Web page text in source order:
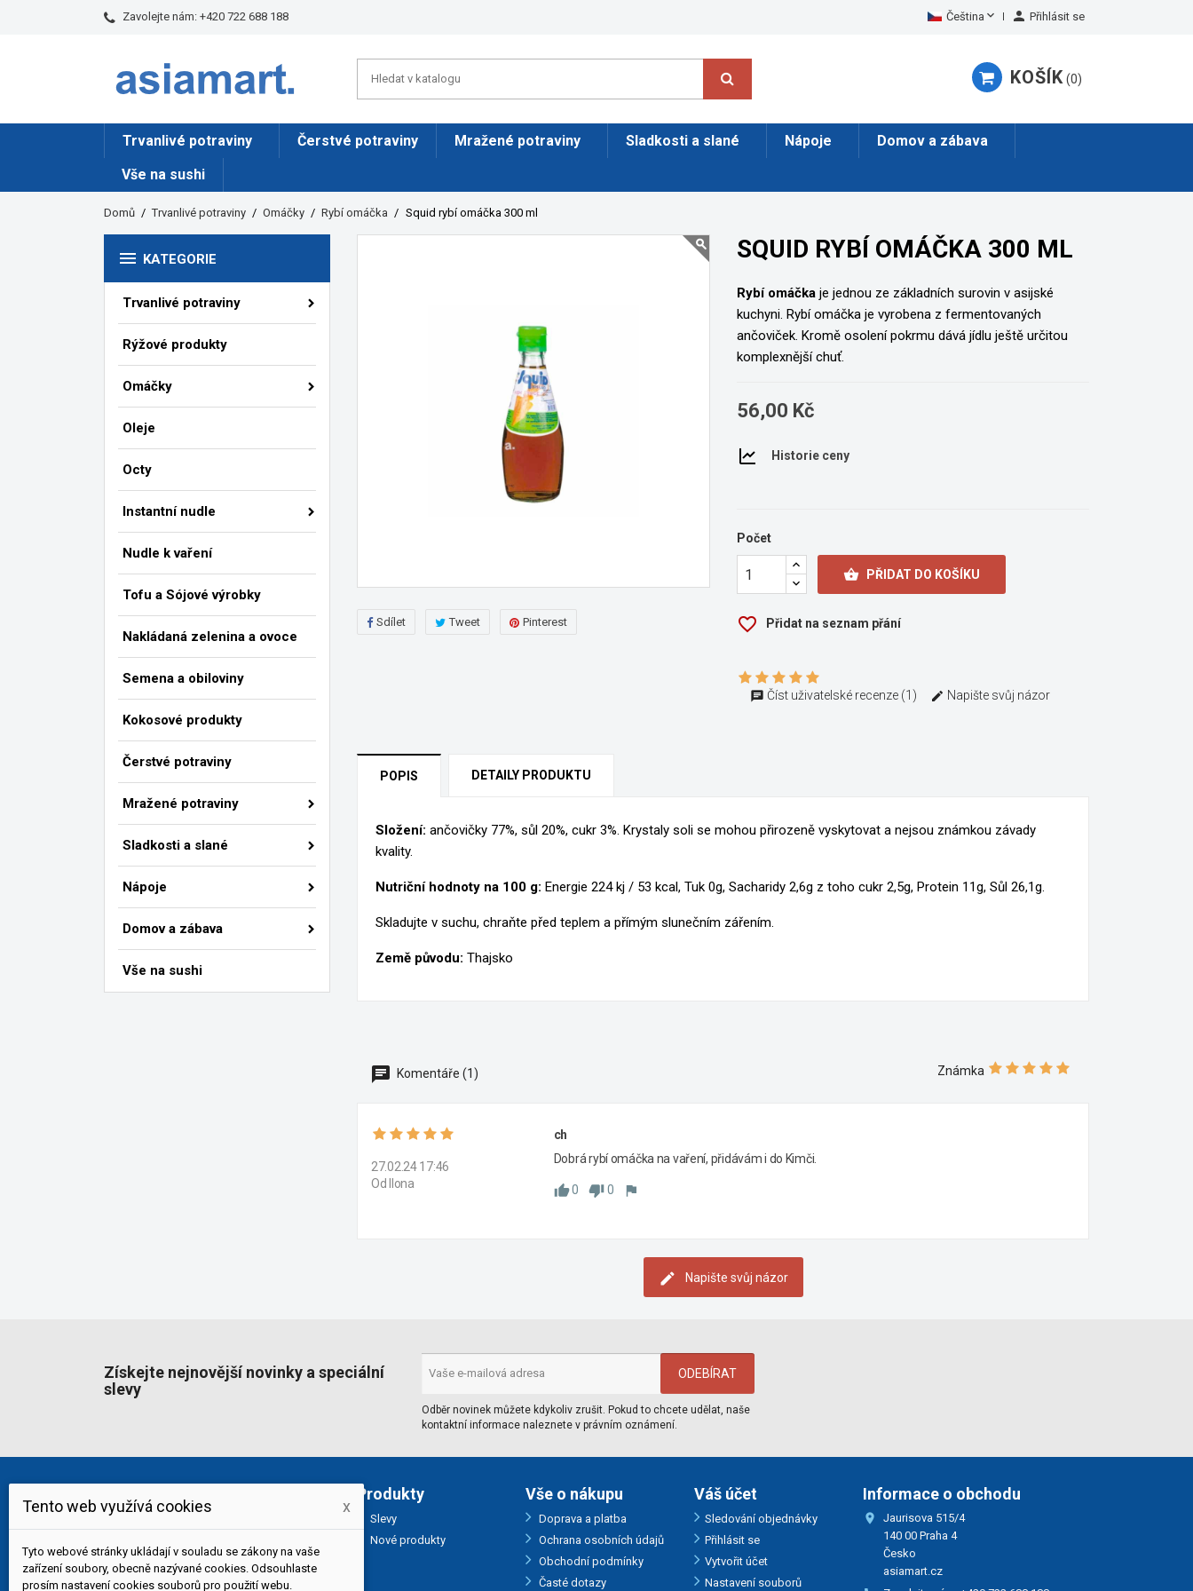
Zavolejte nám: +420 722 688 188 Čeština   Přihlásit se
KOŠÍK 0
Trvanlivé potraviny Čerstvé potraviny Mražené potraviny Sladkosti a slané Nápoje Domov a zábava
Vše na sushi
Domů Trvanlivé potraviny Omáčky Rybí omáčka Squid rybí omáčka 300 ml
 KATEGORIE
Trvanlivé potraviny
Rýžové produkty
Omáčky
Oleje
Octy
Instantní nudle
Nudle k vaření
Tofu a Sójové výrobky
Nakládaná zelenina a ovoce
Semena a obiloviny
Kokosové produkty
Čerstvé potraviny
Mražené potraviny
Sladkosti a slané
Nápoje
Domov a zábava
Vše na sushi
Sdílet Tweet Pinterest
SQUID RYBÍ OMÁČKA 300 ML
Rybí omáčkaje jednou ze základních surovin v asijské
kuchyni. Rybí omáčka je vyrobena z fermentovaných
ančoviček. Kromě osolení pokrmu dává jídlu ještě určitou
komplexnější chuť.
56,00 Kč
Historie ceny
Počet
 PŘIDAT DO KOŠÍKU
favorite_border Přidat na seznam přání
Číst uživatelské recenze (1) Napište svůj názor
POPIS DETAILY PRODUKTU
Složení: ančovičky 77%, sůl 20%, cukr 3%. Krystaly soli se mohou přirozeně vyskytovat a nejsou známkou závady
kvality.
Nutriční hodnoty na 100 g: Energie 224 kj / 53 kcal, Tuk 0g, Sacharidy 2,6g z toho cukr 2,5g, Protein 11g, Sůl 26,1g.
Skladujte v suchu, chraňte před teplem a přímým slunečním zářením.
Země původu: Thajsko
Komentáře (1) Známka
27.02.24 17:46
Od Ilona
ch
Dobrá rybí omáčka na vaření, přidávám i do Kimči.
0 0
Napište svůj názor
Získejte nejnovější novinky a speciální
slevy
Odběr novinek můžete kdykoliv zrušit. Pokud to chcete udělat, naše
kontaktní informace naleznete v právním oznámení.
Specializovaný obchod s potravinymi
pro asijskou kuchyni. Nabízíme čerstvé
exotické ovoce, zeleniny a bylinky, chuť
pravé Asie. Každodenní rozvoz po praze.
Produkty
Slevy
Nové produkty
Vše o nákupu
Doprava a platba
Ochrana osobních údajů
Obchodní podmínky
Časté dotazy
Váš účet
Sledování objednávky
Přihlásit se
Vytvořit účet
Nastavení souborů
Informace o obchodu

Jaurisova 515/4
140 00 Praha 4
Česko
asiamart.cz
My wishlists ×
Vytvořit seznam přání
Název seznamu přání
Zrušit Vytvořit seznam přání
Musíte být přihlášen, abyste si mohli výrobky uložit do svého seznamu přání.
Tento web využívá cookies x
Tyto webové stránky ukládají v souladu se zákony na vaše
zařízení soubory, obecně nazývané cookies. Odsouhlaste
prosím nastavení cookies souborů pro použití webu.